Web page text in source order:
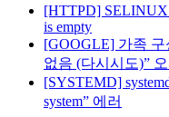
[HTTPD] SELINUX
is empty
[GOOGLE] 가족
없음 (다시시도)”
[SYSTEMD]
system” 에러